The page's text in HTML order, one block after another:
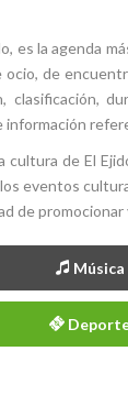
es la agenda
ocio, de
clasificación,
información
cultura de El
eventos
de
Música